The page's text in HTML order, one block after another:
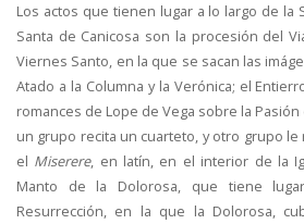
Los actos que tienen lugar a lo largo de la
Santa de Canicosa son la procesión del
Viernes Santo, en la que se sacan las
Atado a la Columna y la Verónica; el
romances de Lope de Vega sobre la
un grupo recita un cuarteto, y otro grupo
el Miserere, en latín, en el interior de la
Manto de la Dolorosa, que tiene
Resurrección, en la que la Dolorosa,